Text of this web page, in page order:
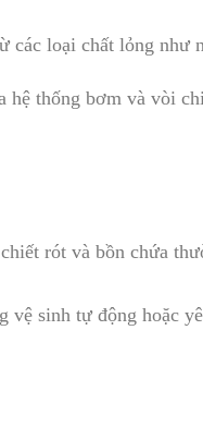
loại chất lỏng như
hệ thống bơm và vòi
rót và bồn chứa
vệ sinh tự động hoặc